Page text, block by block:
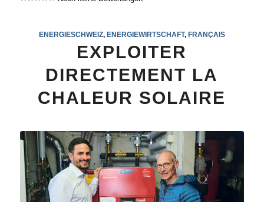
ENERGIESCHWEIZ, ENERGIEWIRTSCHAFT, FRANÇAIS
EXPLOITER
DIRECTEMENT LA
CHALEUR SOLAIRE